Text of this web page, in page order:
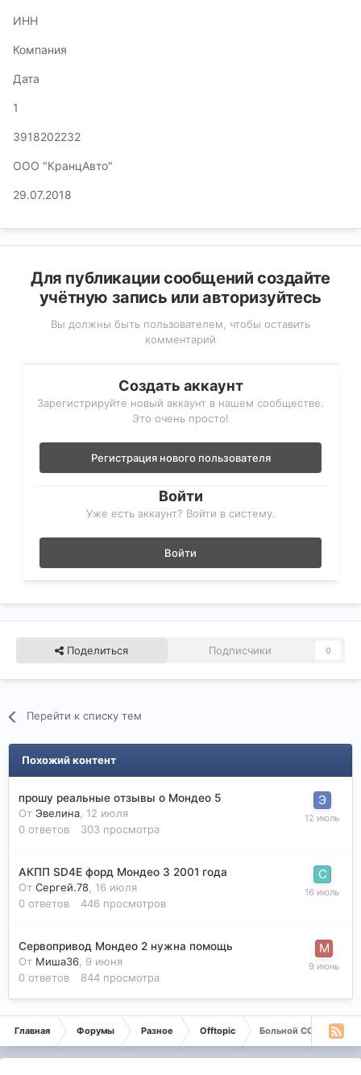
ИНН
Компания
Дата
1
3918202232
ООО "КранцАвто"
29.07.2018
Для публикации сообщений создайте
учётную запись или авторизуйтесь
Вы должны быть пользователем, чтобы оставить
комментарий
Создать аккаунт
Зарегистрируйте новый аккаунт в нашем сообществе.
Это очень просто!
Регистрация нового пользователя
Войти
Уже есть аккаунт? Войти в систему.
Войти
Поделиться Подписчики 0
Перейти к списку тем
Похожий контент
прошу реальные отзывы о Мондео 5
От Эвелина 12 июля
0 ответов 303 просмотра
АКПП SD4E форд Мондео 3 2001 года
От Сергей.78 16 июля
0 ответов 446 просмотров
Сервопривод Мондео 2 нужна помощь
От Миша36 9 июня
0 ответов 844 просмотра
Главная Форумы Разное Offtopic Больной COVID 19